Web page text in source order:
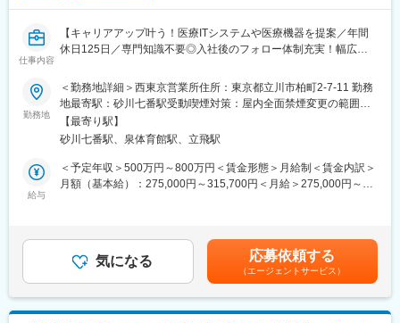
す。
将来的なキャリアパスも幅広く検討。営業職から専門職・企画
職・管理職など様々なキャリアパスがあります。
変更の範囲：会社の定める業務
・見積作成
・導入スケジュール調整 など
★商材ごとの専任セールスやフィールドサービスエンジニア、導
せる「コーディネーター」としても活躍します。「製品を広く理
解し、社内の専門人材を適切に巻き込み提案を前に進める役割」
が求められます。
★ネットワーク関連製品などの高額商材は、受注までに半年～1年
係構築・調整力が重要になります。
・超音波診断装置
・医療用/動物用医療関連製品 など
※富士フイルムメディカルが扱う製品群を中心に提案
仕事内容
【キャリアアップ叶う！医療ITシステムや医療機器を提案／年間
休日125日／専門知識不要◎入社後のフォロー体制充実！幅広い
■職務内容：
富士フイルムの医療ITシステムを中心に、放射線・内視鏡・超音
波診断装置や体外検査機器など、様々な医療機器の販売・提案を
お任せします。
本ポジションは、アカウントセールスとして、医療機関が抱える
課題を丁寧にヒアリングし、最適な商材・ソリューションを提案
◎顧客：大規模病院、中小規模のクリニック
※既存顧客を中心としたルートセールスが基本です。
勤務地
＜勤務地詳細＞西東京営業所住所：東京都立川市柏町2-7-11 勤務
地最寄駅：砂川七番駅受動喫煙対策：屋内全面禁煙変更の範囲：
会社の定める事業所（リモートワーク含む）
【最寄り駅】
砂川七番駅、泉体育館駅、立飛駅
給与
＜予定年収＞500万円～800万円＜賃金形態＞月給制＜賃金内訳＞
月額（基本給）：275,000円～315,700円＜月給＞275,000円～
万円(入社8年・経験11年、手当含)：月給37万円賃金はあくまでも
目安の金額であり、選考を通じて上下する可能性があります。月
給(月額)は固定手当を含めた表記です。
気になる 応募依頼する
（エージェントサービス）